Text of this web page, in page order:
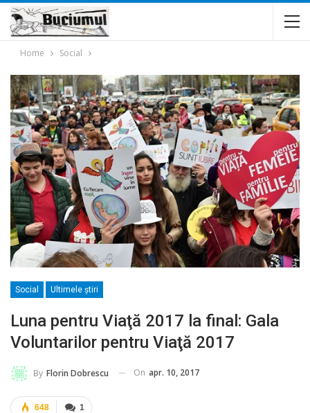
Home Social
Social Ultimele ştiri
Luna pentru Viaţă 2017 la final: Gala
Voluntarilor pentru Viaţă 2017
By Florin Dobrescu On apr. 10, 2017
1
648